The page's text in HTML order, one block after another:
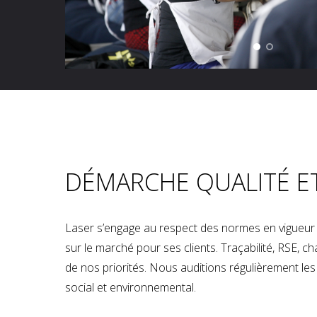
DÉMARCHE QUALITÉ
Laser s’engage au respect des normes en
sur le marché pour ses clients. Traçabilité, RSE,
de nos priorités. Nous auditions régulièrement
social et environnemental.